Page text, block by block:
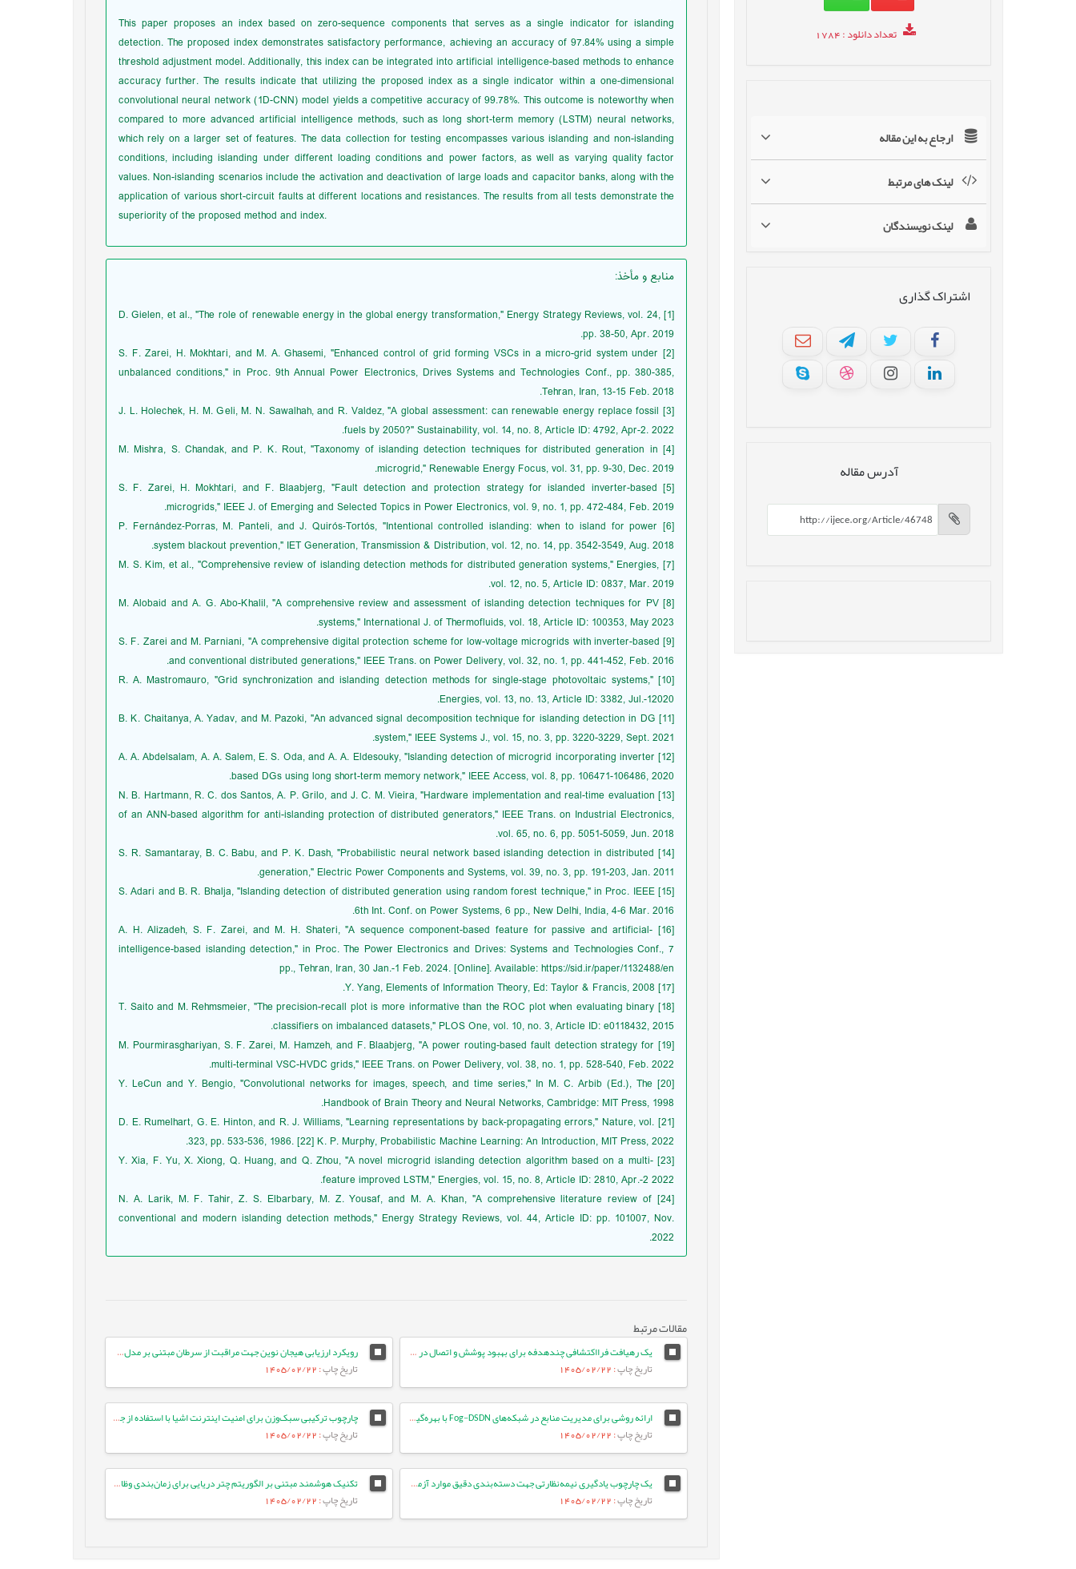
تعداد دانلود: 1784
ارجاع به این مقاله
لینک های مرتبط
لینک نویسندگان
اشتراک گذاری
آدرس مقاله
This paper proposes an index based on zero-sequence components that serves as a single indicator for islanding
detection. The proposed index demonstrates satisfactory performance, achieving an accuracy of 97.84% using a simple
threshold adjustment model. Additionally, this index can be integrated into artificial intelligence-based methods to enhance
accuracy further. The results indicate that utilizing the proposed index as a single indicator within a one-dimensional
convolutional neural network (1D-CNN) model yields a competitive accuracy of 99.78%. This outcome is noteworthy when
compared to more advanced artificial intelligence methods, such as long short-term memory (LSTM) neural networks,
which rely on a larger set of features. The data collection for testing encompasses various islanding and non-islanding
conditions, including islanding under different loading conditions and power factors, as well as varying quality factor
values. Non-islanding scenarios include the activation and deactivation of large loads and capacitor banks, along with the
application of various short-circuit faults at different locations and resistances. The results from all tests demonstrate the
superiority of the proposed method and index.
منابع و مأخذ:
[1] D. Gielen, et al., "The role of renewable energy in the global energy transformation," Energy Strategy Reviews, vol. 24,
pp. 38-50, Apr. 2019.
[2] S. F. Zarei, H. Mokhtari, and M. A. Ghasemi, "Enhanced control of grid forming VSCs in a micro-grid system under
unbalanced conditions," in Proc. 9th Annual Power Electronics, Drives Systems and Technologies Conf., pp. 380-385,
Tehran, Iran, 13-15 Feb. 2018.
[3] J. L. Holechek, H. M. Geli, M. N. Sawalhah, and R. Valdez, "A global assessment: can renewable energy replace fossil
fuels by 2050?" Sustainability, vol. 14, no. 8, Article ID: 4792, Apr-2. 2022.
[4] M. Mishra, S. Chandak, and P. K. Rout, "Taxonomy of islanding detection techniques for distributed generation in
microgrid," Renewable Energy Focus, vol. 31, pp. 9-30, Dec. 2019.
[5] S. F. Zarei, H. Mokhtari, and F. Blaabjerg, "Fault detection and protection strategy for islanded inverter-based
microgrids," IEEE J. of Emerging and Selected Topics in Power Electronics, vol. 9, no. 1, pp. 472-484, Feb. 2019.
[6] P. Fernández‐Porras, M. Panteli, and J. Quirós‐Tortós, "Intentional controlled islanding: when to island for power
system blackout prevention," IET Generation, Transmission & Distribution, vol. 12, no. 14, pp. 3542-3549, Aug. 2018.
[7] M. S. Kim, et al., "Comprehensive review of islanding detection methods for distributed generation systems," Energies,
vol. 12, no. 5, Article ID: 0837, Mar. 2019.
[8] M. Alobaid and A. G. Abo-Khalil, "A comprehensive review and assessment of islanding detection techniques for PV
systems," International J. of Thermofluids, vol. 18, Article ID: 100353, May 2023.
[9] S. F. Zarei and M. Parniani, "A comprehensive digital protection scheme for low-voltage microgrids with inverter-based
and conventional distributed generations," IEEE Trans. on Power Delivery, vol. 32, no. 1, pp. 441-452, Feb. 2016.
[10] R. A. Mastromauro, "Grid synchronization and islanding detection methods for single-stage photovoltaic systems,"
Energies, vol. 13, no. 13, Article ID: 3382, Jul.-12020.
[11] B. K. Chaitanya, A. Yadav, and M. Pazoki, "An advanced signal decomposition technique for islanding detection in DG
system," IEEE Systems J., vol. 15, no. 3, pp. 3220-3229, Sept. 2021.
[12] A. A. Abdelsalam, A. A. Salem, E. S. Oda, and A. A. Eldesouky, "Islanding detection of microgrid incorporating inverter
based DGs using long short-term memory network," IEEE Access, vol. 8, pp. 106471-106486, 2020.
[13] N. B. Hartmann, R. C. dos Santos, A. P. Grilo, and J. C. M. Vieira, "Hardware implementation and real-time evaluation
of an ANN-based algorithm for anti-islanding protection of distributed generators," IEEE Trans. on Industrial Electronics,
vol. 65, no. 6, pp. 5051-5059, Jun. 2018.
[14] S. R. Samantaray, B. C. Babu, and P. K. Dash, "Probabilistic neural network based islanding detection in distributed
generation," Electric Power Components and Systems, vol. 39, no. 3, pp. 191-203, Jan. 2011.
[15] S. Adari and B. R. Bhalja, "Islanding detection of distributed generation using random forest technique," in Proc. IEEE
6th Int. Conf. on Power Systems, 6 pp., New Delhi, India, 4-6 Mar. 2016.
[16] A. H. Alizadeh, S. F. Zarei, and M. H. Shateri, "A sequence component-based feature for passive and artificial-
intelligence-based islanding detection," in Proc. The Power Electronics and Drives: Systems and Technologies Conf., 7
pp., Tehran, Iran, 30 Jan.-1 Feb. 2024. [Online]. Available: https://sid.ir/paper/1132488/en
[17] Y. Yang, Elements of Information Theory, Ed: Taylor & Francis, 2008.
[18] T. Saito and M. Rehmsmeier, "The precision-recall plot is more informative than the ROC plot when evaluating binary
classifiers on imbalanced datasets," PLOS One, vol. 10, no. 3, Article ID: e0118432, 2015.
[19] M. Pourmirasghariyan, S. F. Zarei, M. Hamzeh, and F. Blaabjerg, "A power routing-based fault detection strategy for
multi-terminal VSC-HVDC grids," IEEE Trans. on Power Delivery, vol. 38, no. 1, pp. 528-540, Feb. 2022.
[20] Y. LeCun and Y. Bengio, "Convolutional networks for images, speech, and time series," In M. C. Arbib (Ed.), The
Handbook of Brain Theory and Neural Networks, Cambridge: MIT Press, 1998.
[21] D. E. Rumelhart, G. E. Hinton, and R. J. Williams, "Learning representations by back-propagating errors," Nature, vol.
323, pp. 533-536, 1986. [22] K. P. Murphy, Probabilistic Machine Learning: An Introduction, MIT Press, 2022.
[23] Y. Xia, F. Yu, X. Xiong, Q. Huang, and Q. Zhou, "A novel microgrid islanding detection algorithm based on a multi-
feature improved LSTM," Energies, vol. 15, no. 8, Article ID: 2810, Apr.-2 2022.
[24] N. A. Larik, M. F. Tahir, Z. S. Elbarbary, M. Z. Yousaf, and M. A. Khan, "A comprehensive literature review of
conventional and modern islanding detection methods," Energy Strategy Reviews, vol. 44, Article ID: pp. 101007, Nov.
2022.
مقالات مرتبط
یک رهیافت فرااکتشافی چندهدفه برای بهبود پوشش و اتصال در شبکه‌های حسگر بی‌سیم
تاریخ چاپ: 1405/02/22
رویکرد ارزیابی هیجان نوین جهت مراقبت از سرطان مبتنی بر مدل‌های زبانی بزرگ
تاریخ چاپ: 1405/02/22
ارائه روشی برای مدیریت منابع در شبکه‌های Fog-DSDN با بهره‌گیری از معماری میکروسرویس و شبکه‌های ESN
تاریخ چاپ: 1405/02/22
چارچوب ترکیبی سبک‌وزن برای امنیت اینترنت اشیا با استفاده از جنگل تصادفی بهینه و انتخاب ویژگی تطبیقی در معماری لبه-ابری
تاریخ چاپ: 1405/02/22
یک چارچوب یادگیری نیمه‌نظارتی جهت دسته‌بندی دقیق موارد آزمون با بهره‌گیری از تعبیه‌های زبانی و ویژگی‌های معنایی متن
تاریخ چاپ: 1405/02/22
تکنیک هوشمند مبتنی بر الگوریتم چتر دریایی برای زمان‌بندی وظایف بر اساس اولویت در شبکه‌های IoT/Fog
تاریخ چاپ: 1405/02/22